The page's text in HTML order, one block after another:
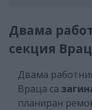
Двама
секция
Двама
Враца са
планиран